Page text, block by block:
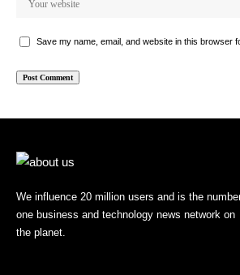
Save my name, email, and website in this browser
We influence 20 million users and is the
one business and technology news network on
the planet.